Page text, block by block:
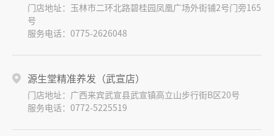
门店地址：玉林市二环北路碧桂园凤凰广场外街铺2号门旁165
号
服务电话：0775-2626048
源生堂精准养发（武宣店）
门店地址：广西来宾武宣县武宣镇高立山步行街B区20号
服务电话：0772-5225519